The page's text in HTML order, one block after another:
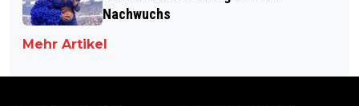
Nachwuchs
Mehr Artikel